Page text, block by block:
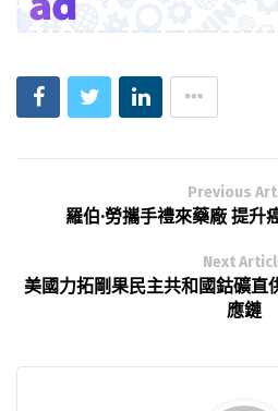
Previous
羅伯·勞攜手禮來藥廠 提升
Next
美國力拓剛果民主共和國鈷礦直
應鏈